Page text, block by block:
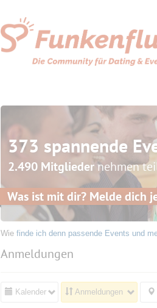
373 spannende
2.490 Mitgliedernehmen
Was ist mit dir? Melde dich
Wie finde ich denn passende Events und
Anmeldungen
Kalender Anmeldungen